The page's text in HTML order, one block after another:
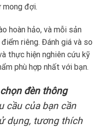
mong đợi.
hoàn hảo, và mỗi sản
riêng. Đánh giá và so
thực hiện nghiên cứu kỹ
phù hợp nhất với bạn.
đèn thông
cầu của bạn cần
dụng, tương thích